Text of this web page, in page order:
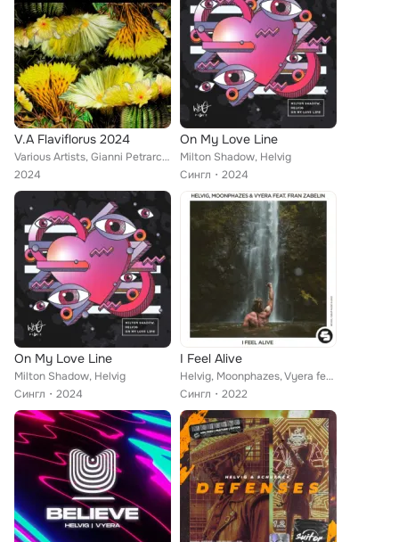
V.A Flaviflorus 2024
Various Artists, Gianni Petrarca, Luiz Raksa, KRIEGER (BR), NeoClassic, Helvig, MATTIC (BR)
2024
On My Love Line
Milton Shadow, Helvig
Сингл
2024
On My Love Line
Milton Shadow, Helvig
Сингл
2024
I Feel Alive
Helvig, Moonphazes, Vyera feat. Fran Zabelin
Сингл
2022